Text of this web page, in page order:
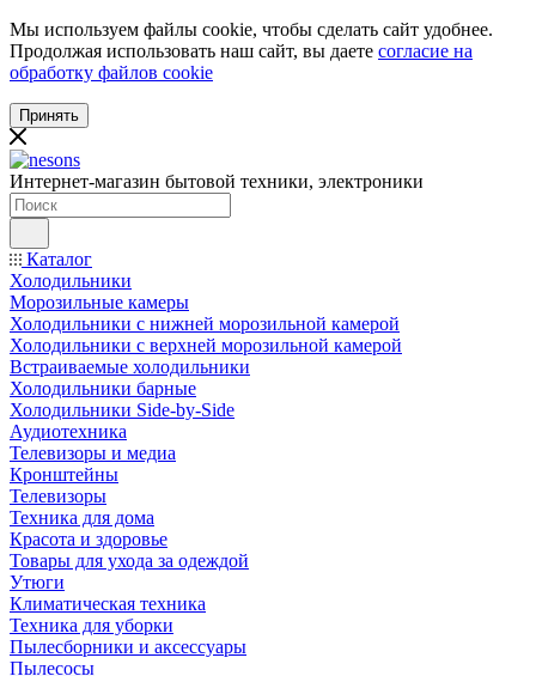
Мы используем файлы cookie, чтобы сделать сайт удобнее.
Продолжая использовать наш сайт, вы даете согласие на
обработку файлов cookie
Принять
Интернет-магазин бытовой техники, электроники
Каталог
Холодильники
Морозильные камеры
Холодильники с нижней морозильной камерой
Холодильники с верхней морозильной камерой
Встраиваемые холодильники
Холодильники барные
Холодильники Side-by-Side
Аудиотехника
Телевизоры и медиа
Кронштейны
Телевизоры
Техника для дома
Красота и здоровье
Товары для ухода за одеждой
Утюги
Климатическая техника
Техника для уборки
Пылесборники и аксессуары
Пылесосы